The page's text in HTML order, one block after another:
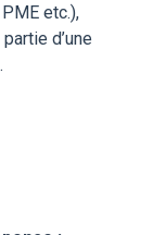
etc.),
d’une